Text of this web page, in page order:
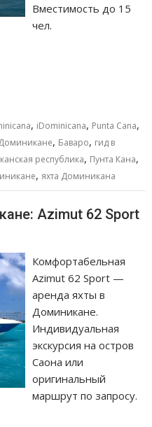
Вместимость до 15
чел.
, iDominicana, Punta Cana,
, Баваро, гид в
республика, Пунта Кана,
, яхта Доминикана
Azimut 62 Sport
Комфортабельная
Azimut 62 Sport —
аренда яхты в
Доминикане.
Индивидуальная
экскурсия на остров
Саона или
оригинальный
маршрут по запросу.